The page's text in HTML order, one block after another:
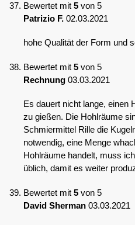
Bewertet mit 5 von 5
Patrizio F. 02.03.2021
hohe Qualität der Form und
Bewertet mit 5 von 5
Rechnung 03.03.2021
Es dauert nicht lange, einen
zu gießen. Die Hohlräume
Schmiermittel Rille die
notwendig, eine Menge
Hohlräume handelt, muss
üblich, damit es weiter
Bewertet mit 5 von 5
David Sherman 03.03.2021